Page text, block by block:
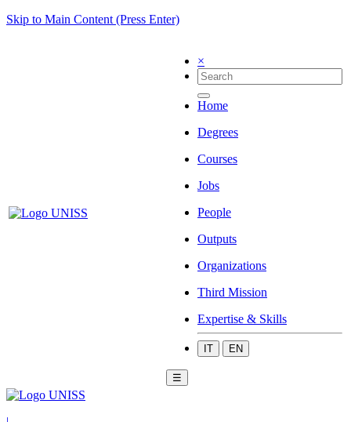
Skip to Main Content (Press Enter)
×
Home
Degrees
Courses
Jobs
People
Outputs
Organizations
Third Mission
Expertise & Skills
IT EN
☰